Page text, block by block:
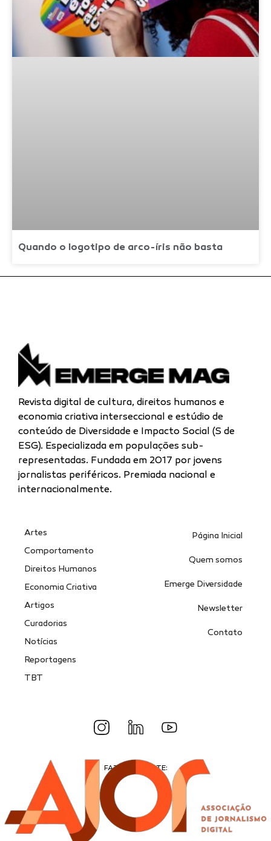
Quando o logotipo de arco-íris não basta
Revista digital de cultura, direitos humanos e
economia criativa interseccional e estúdio de
conteúdo de Diversidade e Impacto Social (S de
ESG). Especializada em populações sub-
representadas. Fundada em 2017 por jovens
jornalistas periféricos. Premiada nacional e
internacionalmente.
Artes
Comportamento
Direitos Humanos
Economia Criativa
Artigos
Curadorias
Notícias
Reportagens
TBT
Página Inicial
Quem somos
Emerge Diversidade
Newsletter
Contato
FAZEMOS PARTE: